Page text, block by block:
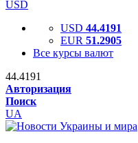
USD
USD 44.4191
EUR 51.2905
Все курсы валют
44.4191
Авторизация
Поиск
UA